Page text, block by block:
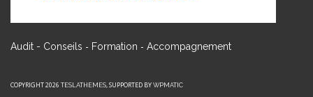
Audit - Conseils - Formation - Accompagnement
COPYRIGHT 2026 TESLATHEMES, SUPPORTED BY WPMATIC